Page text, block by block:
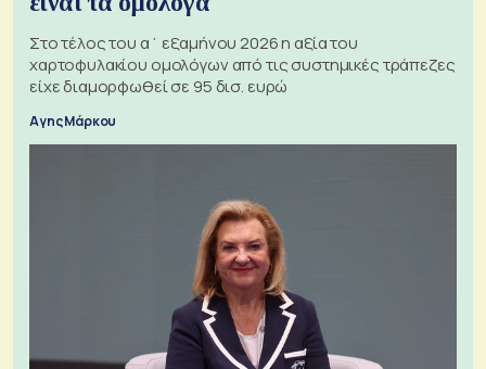
Στο τέλος του α΄ εξαμήνου 2026 η αξία του
χαρτοφυλακίου ομολόγων από τις συστημικές τράπεζες
είχε διαμορφωθεί σε 95 δισ. ευρώ
Αγης Μάρκου